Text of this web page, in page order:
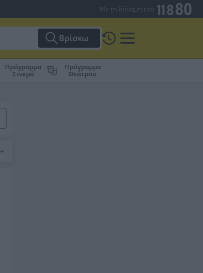
Με τη δύναμη του
Βρίσκω
Πρόγραμμα
Σινεμά
Πρόγραμμα
Θεάτρου